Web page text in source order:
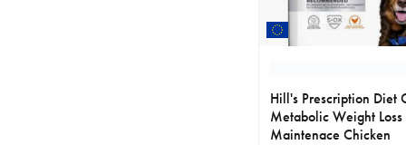
Hill's Prescription Diet
Metabolic Weight Loss
Maintenace Chicken